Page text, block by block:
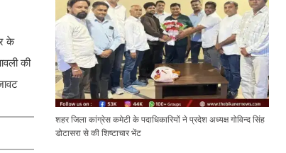
के
की
शहर जिला कांग्रेस कमेटी के पदाधिकारियों ने प्रदेश अध्यक्ष गोविन्द सिंह
डोटासरा से की शिष्टाचार भेंट